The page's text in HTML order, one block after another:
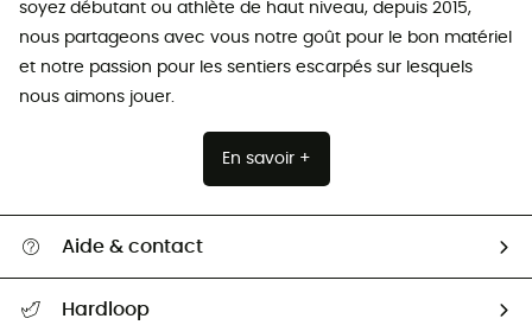
soyez débutant ou athlète de haut niveau, depuis 2015,
nous partageons avec vous notre goût pour le bon matériel
et notre passion pour les sentiers escarpés sur lesquels
nous aimons jouer.
En savoir +
Aide & contact
Hardloop